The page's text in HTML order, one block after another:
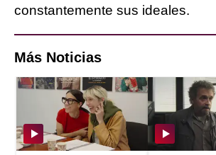
constantemente sus ideales.
Más Noticias